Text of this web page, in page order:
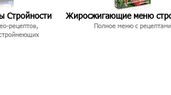
Стройности
рецептов,
Жиросжигающие меню
Полное меню с рецептами